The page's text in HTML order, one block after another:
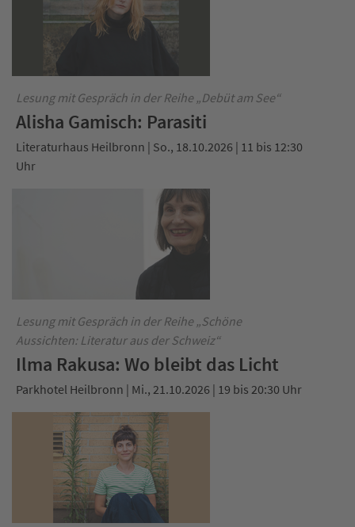
Lesung mit Gespräch in der Reihe „Debüt am See“
Alisha Gamisch: Parasiti
Literaturhaus Heilbronn | So., 18.10.2026 | 11 bis 12:30
Uhr
Lesung mit Gespräch in der Reihe „Schöne
Aussichten: Literatur aus der Schweiz“
Ilma Rakusa: Wo bleibt das Licht
Parkhotel Heilbronn | Mi., 21.10.2026 | 19 bis 20:30 Uhr